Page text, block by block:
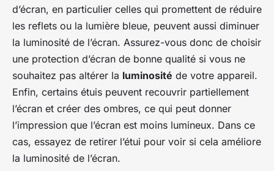
d’écran, en particulier celles qui promettent de réduire
les reflets ou la lumière bleue, peuvent aussi diminuer
la luminosité de l’écran. Assurez-vous donc de choisir
une protection d’écran de bonne qualité si vous ne
souhaitez pas altérer la luminosité de votre appareil.
Enfin, certains étuis peuvent recouvrir partiellement
l’écran et créer des ombres, ce qui peut donner
l’impression que l’écran est moins lumineux. Dans ce
cas, essayez de retirer l’étui pour voir si cela améliore
la luminosité de l’écran.